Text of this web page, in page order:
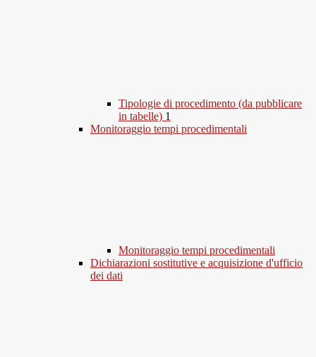
Tipologie di procedimento (da pubblicare
in tabelle) 1
Monitoraggio tempi procedimentali
Monitoraggio tempi procedimentali
Dichiarazioni sostitutive e acquisizione d'ufficio
dei dati